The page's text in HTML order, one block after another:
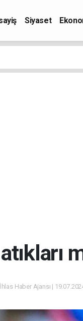
Siyaset
Haber Ajansı |